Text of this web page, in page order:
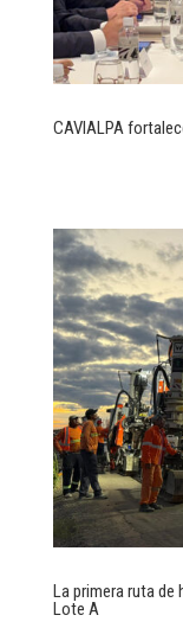
CAVIALPA
La primera ruta de
Lote A